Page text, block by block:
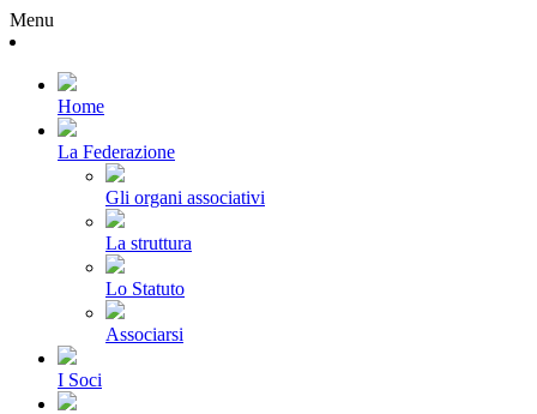
Menu
Home
La Federazione
Gli organi associativi
La struttura
Lo Statuto
Associarsi
I Soci